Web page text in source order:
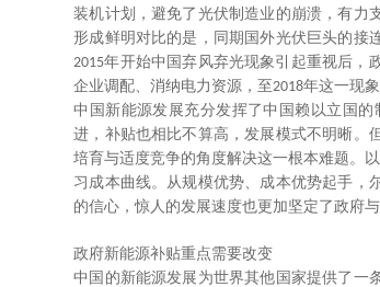
装机计划，避免了光伏制造业的崩溃，有力
形成鲜明对比的是，同期国外光伏巨头的接
2015年开始中国弃风弃光现象引起重视后，
企业调配、消纳电力资源，至2018年这一现
中国新能源发展充分发挥了中国赖以立国
进，补贴也相比不算高，发展模式不明晰。
培育与适度竞争的角度解决这一根本难题。
习成本曲线。从规模优势、成本优势起手，
的信心，惊人的发展速度也更加坚定了政府与
政府新能源补贴重点需要改变
中国的新能源发展为世界其他国家提供了一